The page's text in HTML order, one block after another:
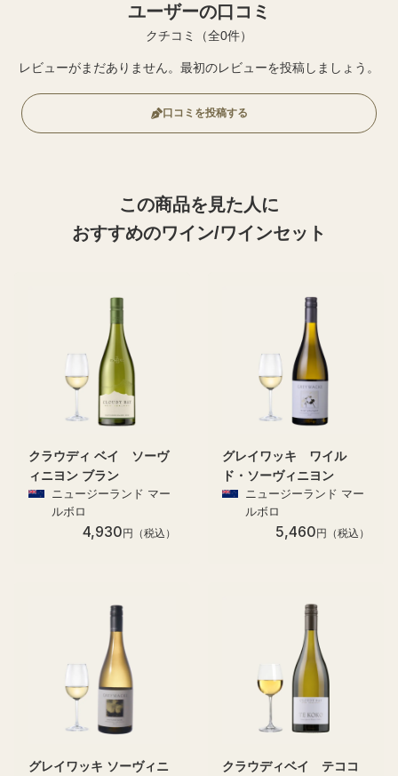
ユーザーの口コミ
クチコミ（全0件）
レビューがまだありません。最初のレビューを投稿しましょう。
口コミを投稿する
この商品を見た人に
おすすめのワイン/ワインセット
クラウディ ベイ ソーヴ
ィニヨン ブラン
ニュージーランド マー
ルボロ
4,930 円（税込）
グレイワッキ ワイル
ド・ソーヴィニヨン
ニュージーランド マー
ルボロ
5,460 円（税込）
グレイワッキ ソーヴィニ
クラウディベイ テココ